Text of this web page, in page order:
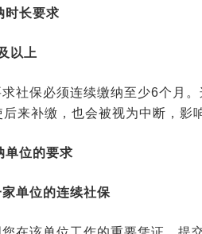
时长要求
以上
社保必须连续缴纳至少6个月
来补缴，也会被视为中断，影
单位的要求
单位的连续社保